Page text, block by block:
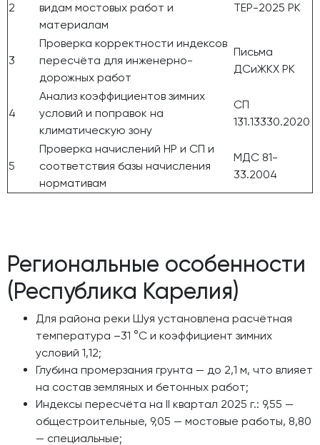
2
видам мостовых работ и
материалам
ТЕР-2025 РК
3
Проверка корректности индексов
пересчёта для инженерно-
дорожных работ
Письма
ДСиЖКХ РК
4
Анализ коэффициентов зимних
условий и поправок на
климатическую зону
СП
131.13330.2020
5
Проверка начислений НР и СП и
соответствия базы начисления
нормативам
МДС 81-
33.2004
Региональные особенности
(Республика Карелия)
Для района реки Шуя установлена расчётная
температура –31 °C и коэффициент зимних
условий 1,12;
Глубина промерзания грунта — до 2,1 м, что влияет
на состав земляных и бетонных работ;
Индексы пересчёта на II квартал 2025 г.: 9,55 —
общестроительные, 9,05 — мостовые работы, 8,80
— специальные;